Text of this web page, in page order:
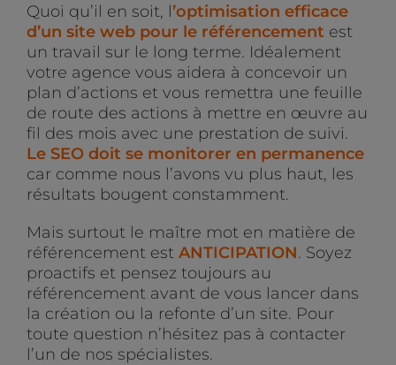
Quoi qu’il en soit, l’optimisation efficace
d’un site web pour le référencement est
un travail sur le long terme. Idéalement
votre agence vous aidera à concevoir un
plan d’actions et vous remettra une feuille
de route des actions à mettre en œuvre au
fil des mois avec une prestation de suivi.
Le SEO doit se monitorer en permanence
car comme nous l’avons vu plus haut, les
résultats bougent constamment.
Mais surtout le maître mot en matière de
référencement est ANTICIPATION. Soyez
proactifs et pensez toujours au
référencement avant de vous lancer dans
la création ou la refonte d’un site. Pour
toute question n’hésitez pas à contacter
l’un de nos spécialistes.